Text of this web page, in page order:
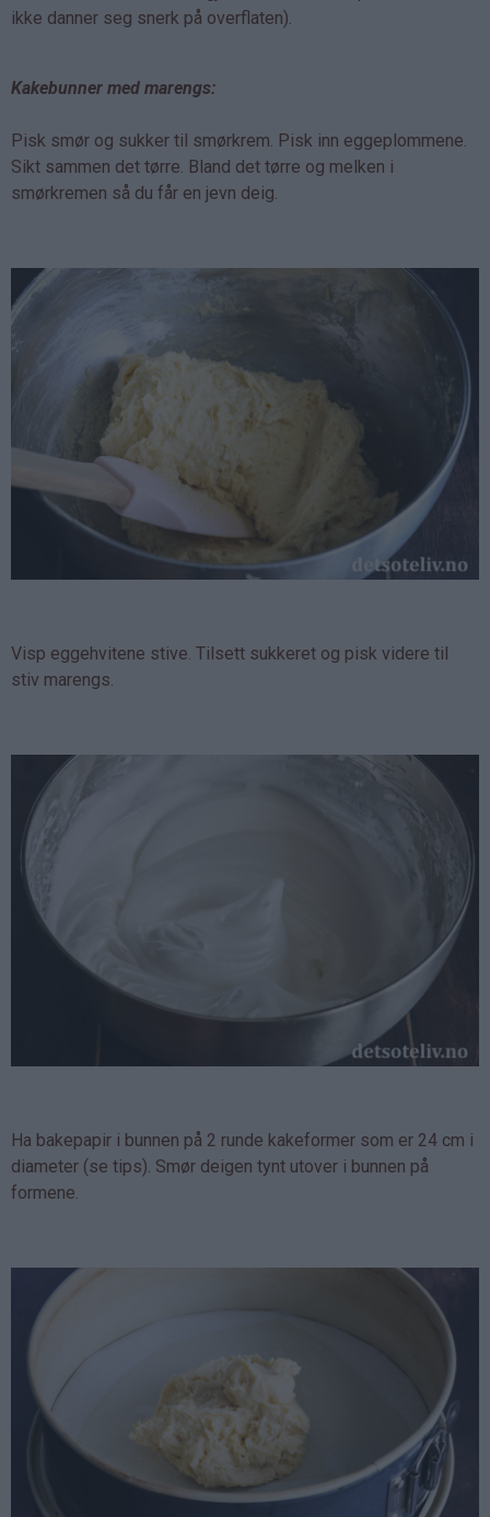
ikke danner seg snerk på overflaten).
Kakebunner med marengs:
Pisk smør og sukker til smørkrem. Pisk inn eggeplommene.
Sikt sammen det tørre. Bland det tørre og melken i
smørkremen så du får en jevn deig.
Visp eggehvitene stive. Tilsett sukkeret og pisk videre til
stiv marengs.
Ha bakepapir i bunnen på 2 runde kakeformer som er 24 cm i
diameter (se tips). Smør deigen tynt utover i bunnen på
formene.